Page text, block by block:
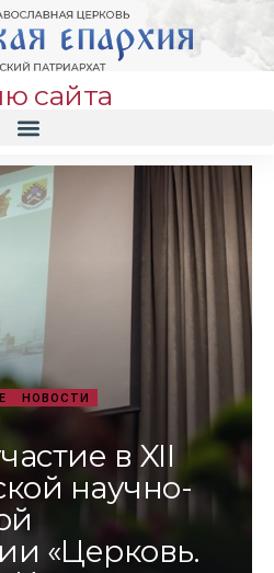
сайта
НОВОСТИ
в XII
научно-
«Церковь.